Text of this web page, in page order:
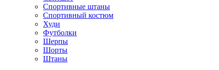
Спортивные штаны
Спортивный костюм
Худи
Футболки
Шерпы
Шорты
Штаны